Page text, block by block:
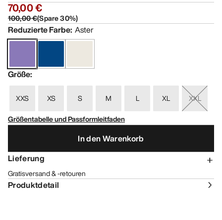
70,00 €
100,00 €(Spare30%)
Reduzierte Farbe: Aster
Größe:
XXS XS S M L XL
XXL
Größentabelle und Passformleitfaden
In den Warenkorb
Lieferung
Gratisversand & -retouren
Produktdetail